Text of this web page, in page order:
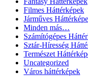
Filmes Háttérképek
Járműves
Minden más…
Számítógépes
Sztár-Híresség
Természet
Uncategorized
Város háttérképek